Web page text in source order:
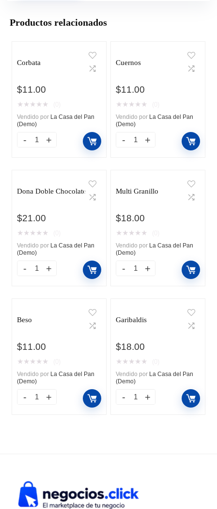
Productos relacionados
Corbata
$11.00
★ ★ ★ ★ ★
Vendido por La Casa del Pan
(Demo)
Cuernos
$11.00
★ ★ ★ ★ ★
Vendido por La Casa del Pan
(Demo)
Dona Doble Chocolate
$21.00
★ ★ ★ ★ ★
Vendido por La Casa del Pan
(Demo)
Multi Granillo
$18.00
★ ★ ★ ★ ★
Vendido por La Casa del Pan
(Demo)
Beso
$11.00
★ ★ ★ ★ ★
Vendido por La Casa del Pan
(Demo)
Garibaldis
$18.00
★ ★ ★ ★ ★
Vendido por La Casa del Pan
(Demo)